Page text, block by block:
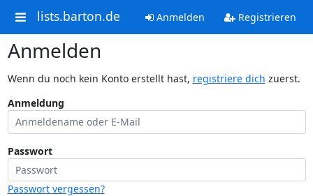
lists.barton.de Anmelden Registrieren
Anmelden
Wenn du noch kein Konto erstellt hast, registriere dich zuerst.
Anmeldung
Passwort
Passwort vergessen?